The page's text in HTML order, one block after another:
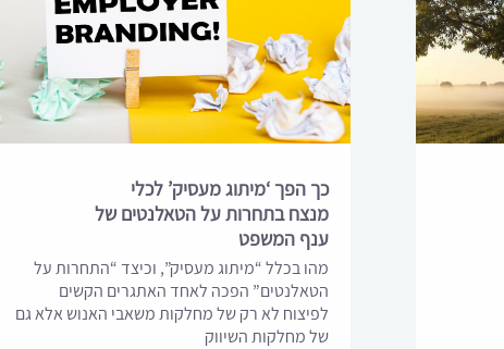
כך הפך ‘מיתוג מעסיק’ לכלי
מנצח בתחרות על הטאלנטים של
ענף המשפט
מהו בכלל “מיתוג מעסיק”, וכיצד “התחרות על
הטאלנטים” הפכה לאחד האתגרים הקשים
לפיצוח לא רק של מחלקות משאבי האנוש אלא גם
של מחלקות השיווק